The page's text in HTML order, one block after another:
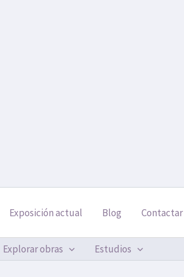
Exposición actual Blog Contactar
Explorar obras Estudios